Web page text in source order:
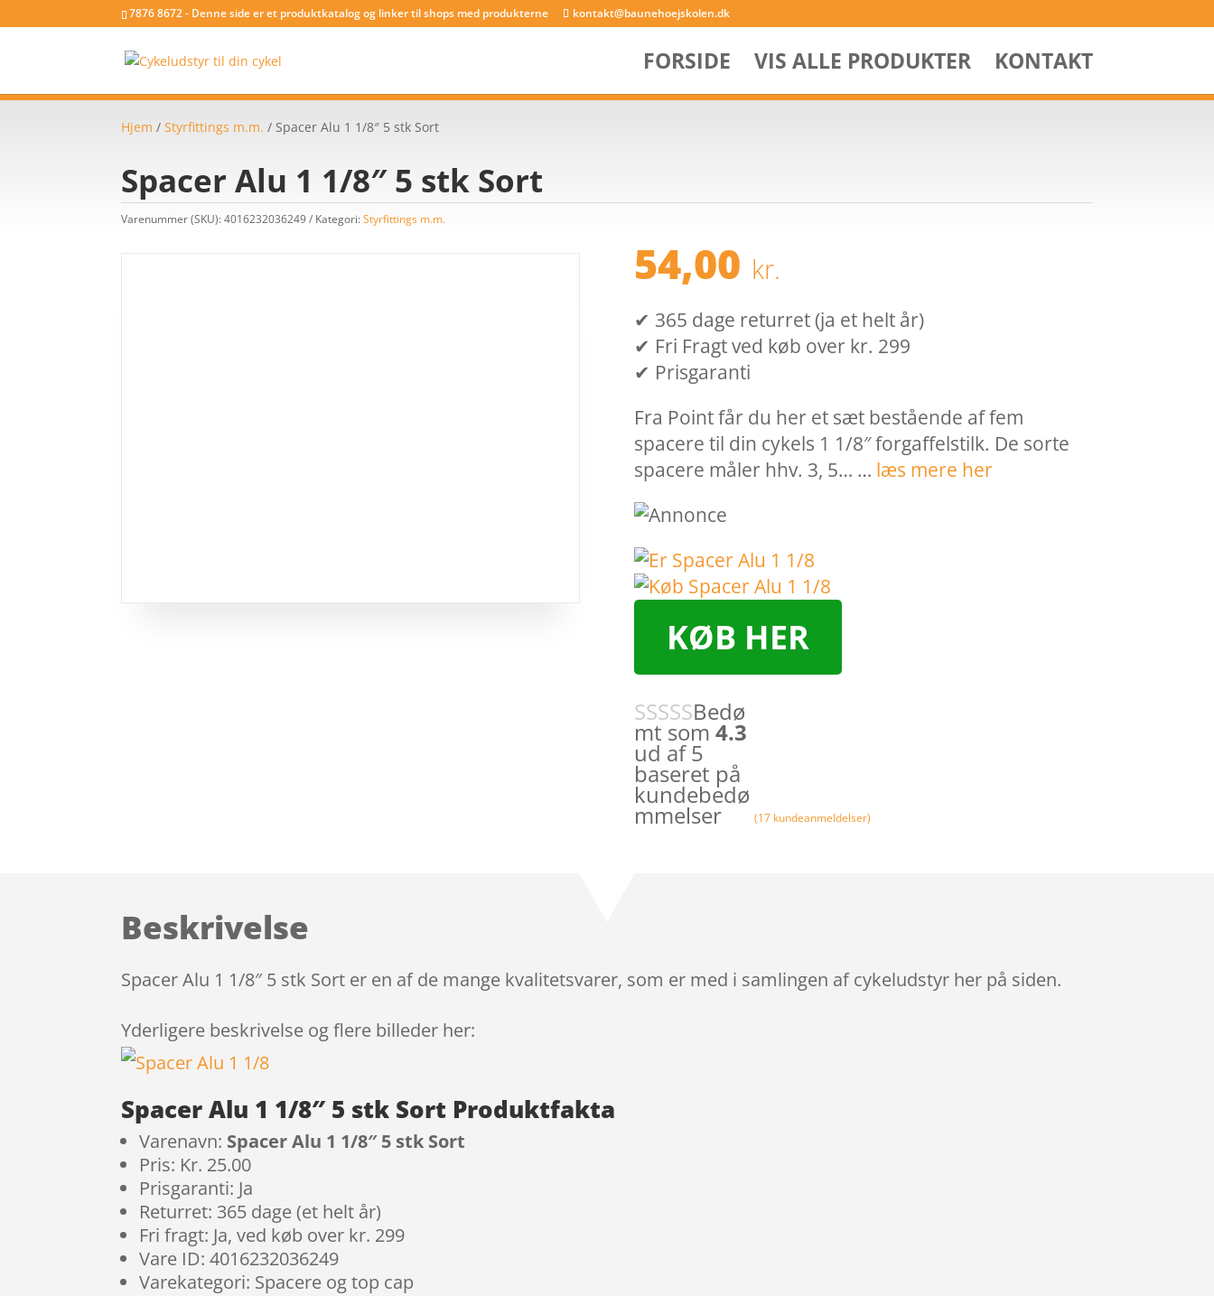
7876 8672 - Denne side er et produktkatalog og linker til shops med produkterne kontakt@baunehoejskolen.dk
FORSIDE VIS ALLE PRODUKTER KONTAKT
Hjem /Styrfittings m.m. / Spacer Alu 1 1/8″ 5 stk Sort
Spacer Alu 1 1/8″ 5 stk Sort
Varenummer (SKU):4016232036249 Kategori:Styrfittings m.m.
54,00 kr.
✔ 365 dage returret (ja et helt år)
✔ Fri Fragt ved køb over kr. 299
✔ Prisgaranti
Fra Point får du her et sæt bestående af fem
spacere til din cykels 1 1/8″ forgaffelstilk. De sorte
spacere måler hhv. 3, 5… … læs mere her
KØB HER
Bedø
mt som 4.3
ud af 5
baseret på
kundebedø
mmelser (17 kundeanmeldelser)
Beskrivelse
Spacer Alu 1 1/8″ 5 stk Sort er en af de mange kvalitetsvarer, som er med i samlingen af cykeludstyr her på siden.
Yderligere beskrivelse og flere billeder her:
Spacer Alu 1 1/8″ 5 stk Sort Produktfakta
Varenavn: Spacer Alu 1 1/8″ 5 stk Sort
Pris: Kr. 25.00
Prisgaranti: Ja
Returret: 365 dage (et helt år)
Fri fragt: Ja, ved køb over kr. 299
Vare ID: 4016232036249
Varekategori: Spacere og top cap